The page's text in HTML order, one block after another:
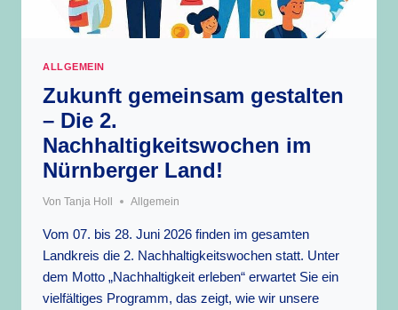
ALLGEMEIN
Zukunft gemeinsam gestalten
– Die 2.
Nachhaltigkeitswochen im
Nürnberger Land!
Von Tanja Holl Allgemein
Vom 07. bis 28. Juni 2026 finden im gesamten
Landkreis die 2. Nachhaltigkeitswochen statt. Unter
dem Motto „Nachhaltigkeit erleben“ erwartet Sie ein
vielfältiges Programm, das zeigt, wie wir unsere